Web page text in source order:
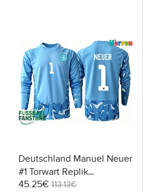
Deutschland Manuel Neuer
#1 Torwart Replik
Auswärtstrikot WM 2026
45.25€ 113.13€